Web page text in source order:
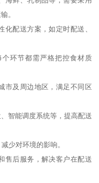
。
配送方案，如定时配送、
环节都需严格把控食材质
市及周边地区，满足不同区
智能调度系统等，提高配送
少对环境的影响。
售后服务，解决客户在配送